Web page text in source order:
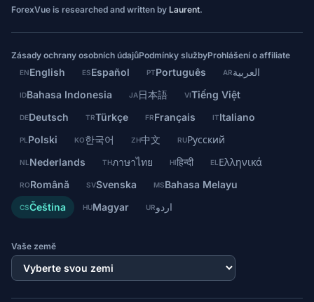
ForexVue is researched and written by Laurent.
Zásady ochrany osobních údajůPodmínky službyProhlášení o affiliate
ENEnglish ESEspañol PTPortuguês ARالعربية
IDBahasa Indonesia JA日本語 VITiếng Việt
DEDeutsch TRTürkçe FRFrançais ITItaliano
PL Polski KO한국어 ZH中文 RUРусский
NL Nederlands THภาษาไทย HIहिन्दी EL Ελληνικά
RORomână SVSvenska MSBahasa Melayu
CSČeština HUMagyar URاردو
Vaše země